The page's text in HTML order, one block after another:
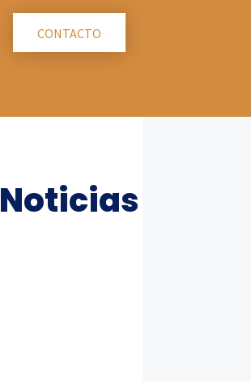
CONTACTO
Noticias